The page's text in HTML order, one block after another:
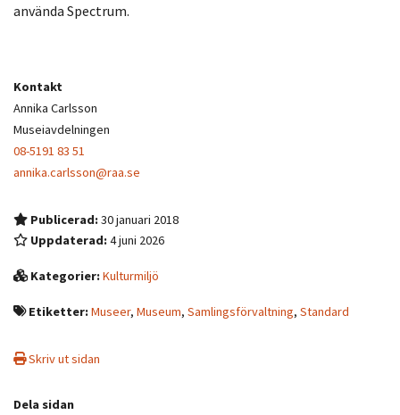
använda Spectrum.
Kontakt
Annika Carlsson
Museiavdelningen
08-5191 83 51
annika.carlsson@raa.se
Publicerad:30 januari 2018
Uppdaterad:4 juni 2026
Kategorier:Kulturmiljö
Etiketter:Museer, Museum, Samlingsförvaltning, Standard
Skriv ut sidan
Dela sidan